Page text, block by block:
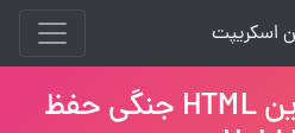
اسکریپت
اسکریپت بازی آنلاین HTML جنگی حفظ